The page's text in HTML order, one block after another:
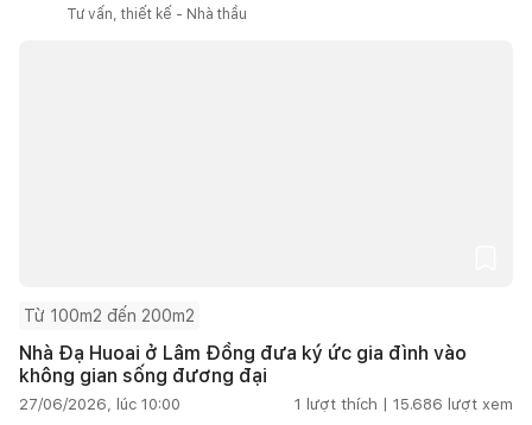
Tư vấn, thiết kế - Nhà thầu
Từ 100m2 đến 200m2
Nhà Đạ Huoai ở Lâm Đồng đưa ký ức gia đình vào
không gian sống đương đại
27/06/2026, lúc 10:00 1 lượt thích | 15.686 lượt xem